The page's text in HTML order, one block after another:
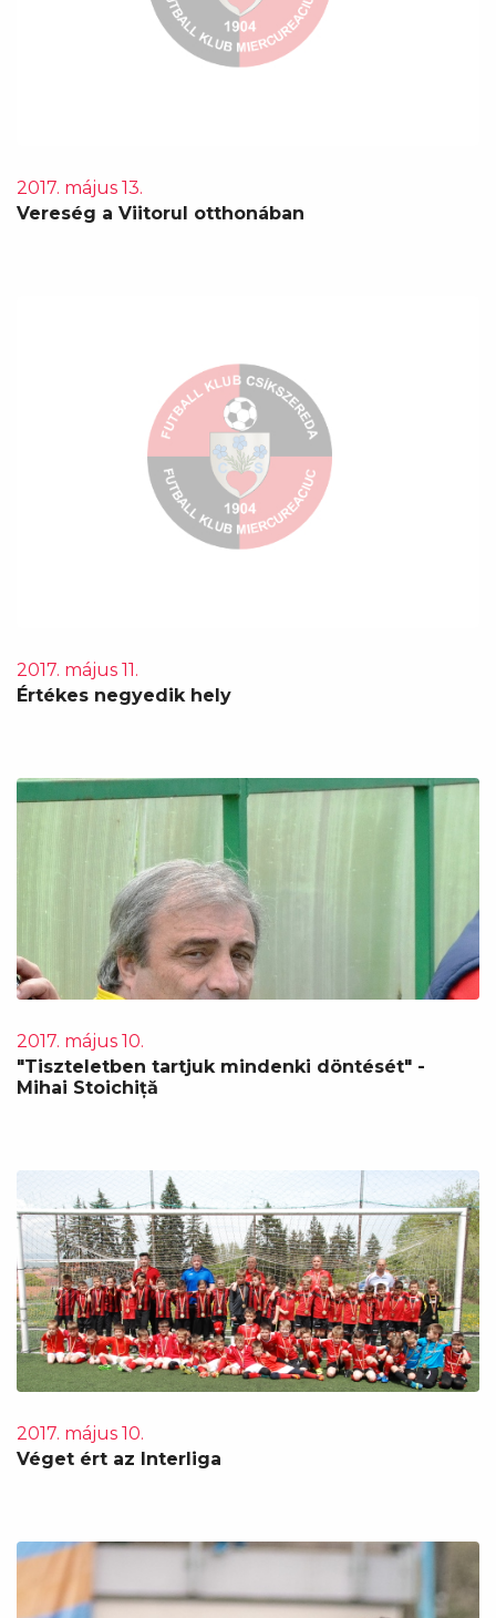
2017. május 13.
Vereség a Viitorul otthonában
2017. május 11.
Értékes negyedik hely
2017. május 10.
"Tiszteletben tartjuk mindenki döntését" -
Mihai Stoichiță
2017. május 10.
Véget ért az Interliga